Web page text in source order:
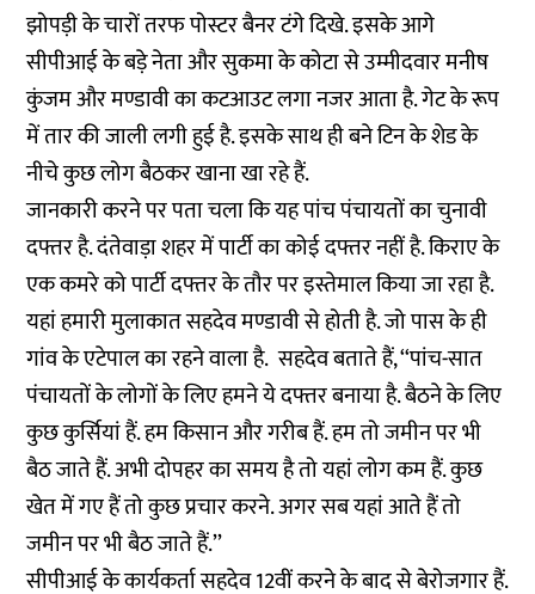
झोपड़ी के चारों तरफ पोस्टर बैनर टंगे दिखे. इसके आगे
सीपीआई के बड़े नेता और सुकमा के कोटा से उम्मीदवार मनीष
कुंजम और मण्डावी का कटआउट लगा नजर आता है. गेट के रूप
में तार की जाली लगी हुई है. इसके साथ ही बने टिन के शेड के
नीचे कुछ लोग बैठकर खाना खा रहे हैं.
जानकारी करने पर पता चला कि यह पांच पंचायतों का चुनावी
दफ्तर है. दंतेवाड़ा शहर में पार्टी का कोई दफ्तर नहीं है. किराए के
एक कमरे को पार्टी दफ्तर के तौर पर इस्तेमाल किया जा रहा है.
यहां हमारी मुलाकात सहदेव मण्डावी से होती है. जो पास के ही
गांव के एटेपाल का रहने वाला है. सहदेव बताते हैं, ‘‘पांच-सात
पंचायतों के लोगों के लिए हमने ये दफ्तर बनाया है. बैठने के लिए
कुछ कुर्सियां हैं. हम किसान और गरीब हैं. हम तो जमीन पर भी
बैठ जाते हैं. अभी दोपहर का समय है तो यहां लोग कम हैं. कुछ
खेत में गए हैं तो कुछ प्रचार करने. अगर सब यहां आते हैं तो
जमीन पर भी बैठ जाते हैं.’’
सीपीआई के कार्यकर्ता सहदेव 12वीं करने के बाद से बेरोजगार हैं.